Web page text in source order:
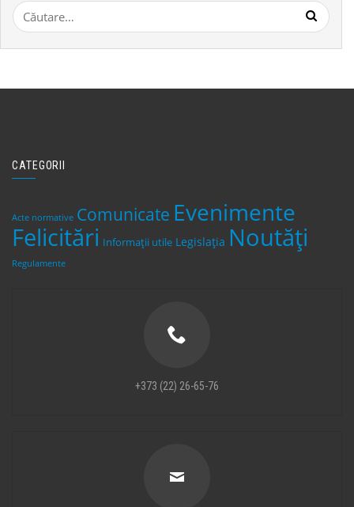
Caută
după:
CATEGORII
Acte normative Comunicate Evenimente
Felicitări Informații utile Legislaţia Noutăți
Regulamente
+373 (22) 26-65-76